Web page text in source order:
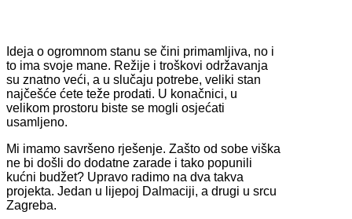
Ideja o ogromnom stanu se čini primamljiva, no i
to ima svoje mane. Režije i troškovi održavanja
su znatno veći, a u slučaju potrebe, veliki stan
najčešće ćete teže prodati. U konačnici, u
velikom prostoru biste se mogli osjećati
usamljeno.
Mi imamo savršeno rješenje. Zašto od sobe viška
ne bi došli do dodatne zarade i tako popunili
kućni budžet? Upravo radimo na dva takva
projekta. Jedan u lijepoj Dalmaciji, a drugi u srcu
Zagreba.